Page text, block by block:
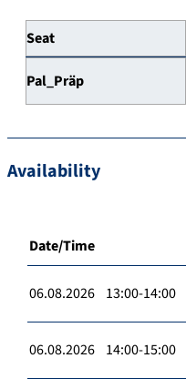
Seat
Pal_Präp
Availability
Date/Time
06.08.2026 13:00-14:00
06.08.2026 14:00-15:00